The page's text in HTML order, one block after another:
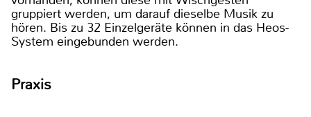
gruppiert werden, um darauf dieselbe Musik zu
hören. Bis zu 32 Einzelgeräte können in das Heos-
System eingebunden werden.
Praxis